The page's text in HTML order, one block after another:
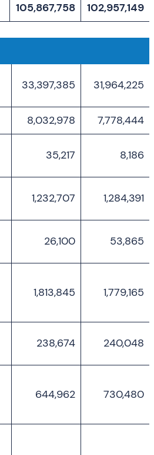
105,867,758 102,957,149
33,397,385 31,964,225
8,032,978
7,778,444
35,217 8,186
1,232,707 1,284,391
26,100 53,865
1,813,845 1,779,165
238,674 240,048
644,962 730,480